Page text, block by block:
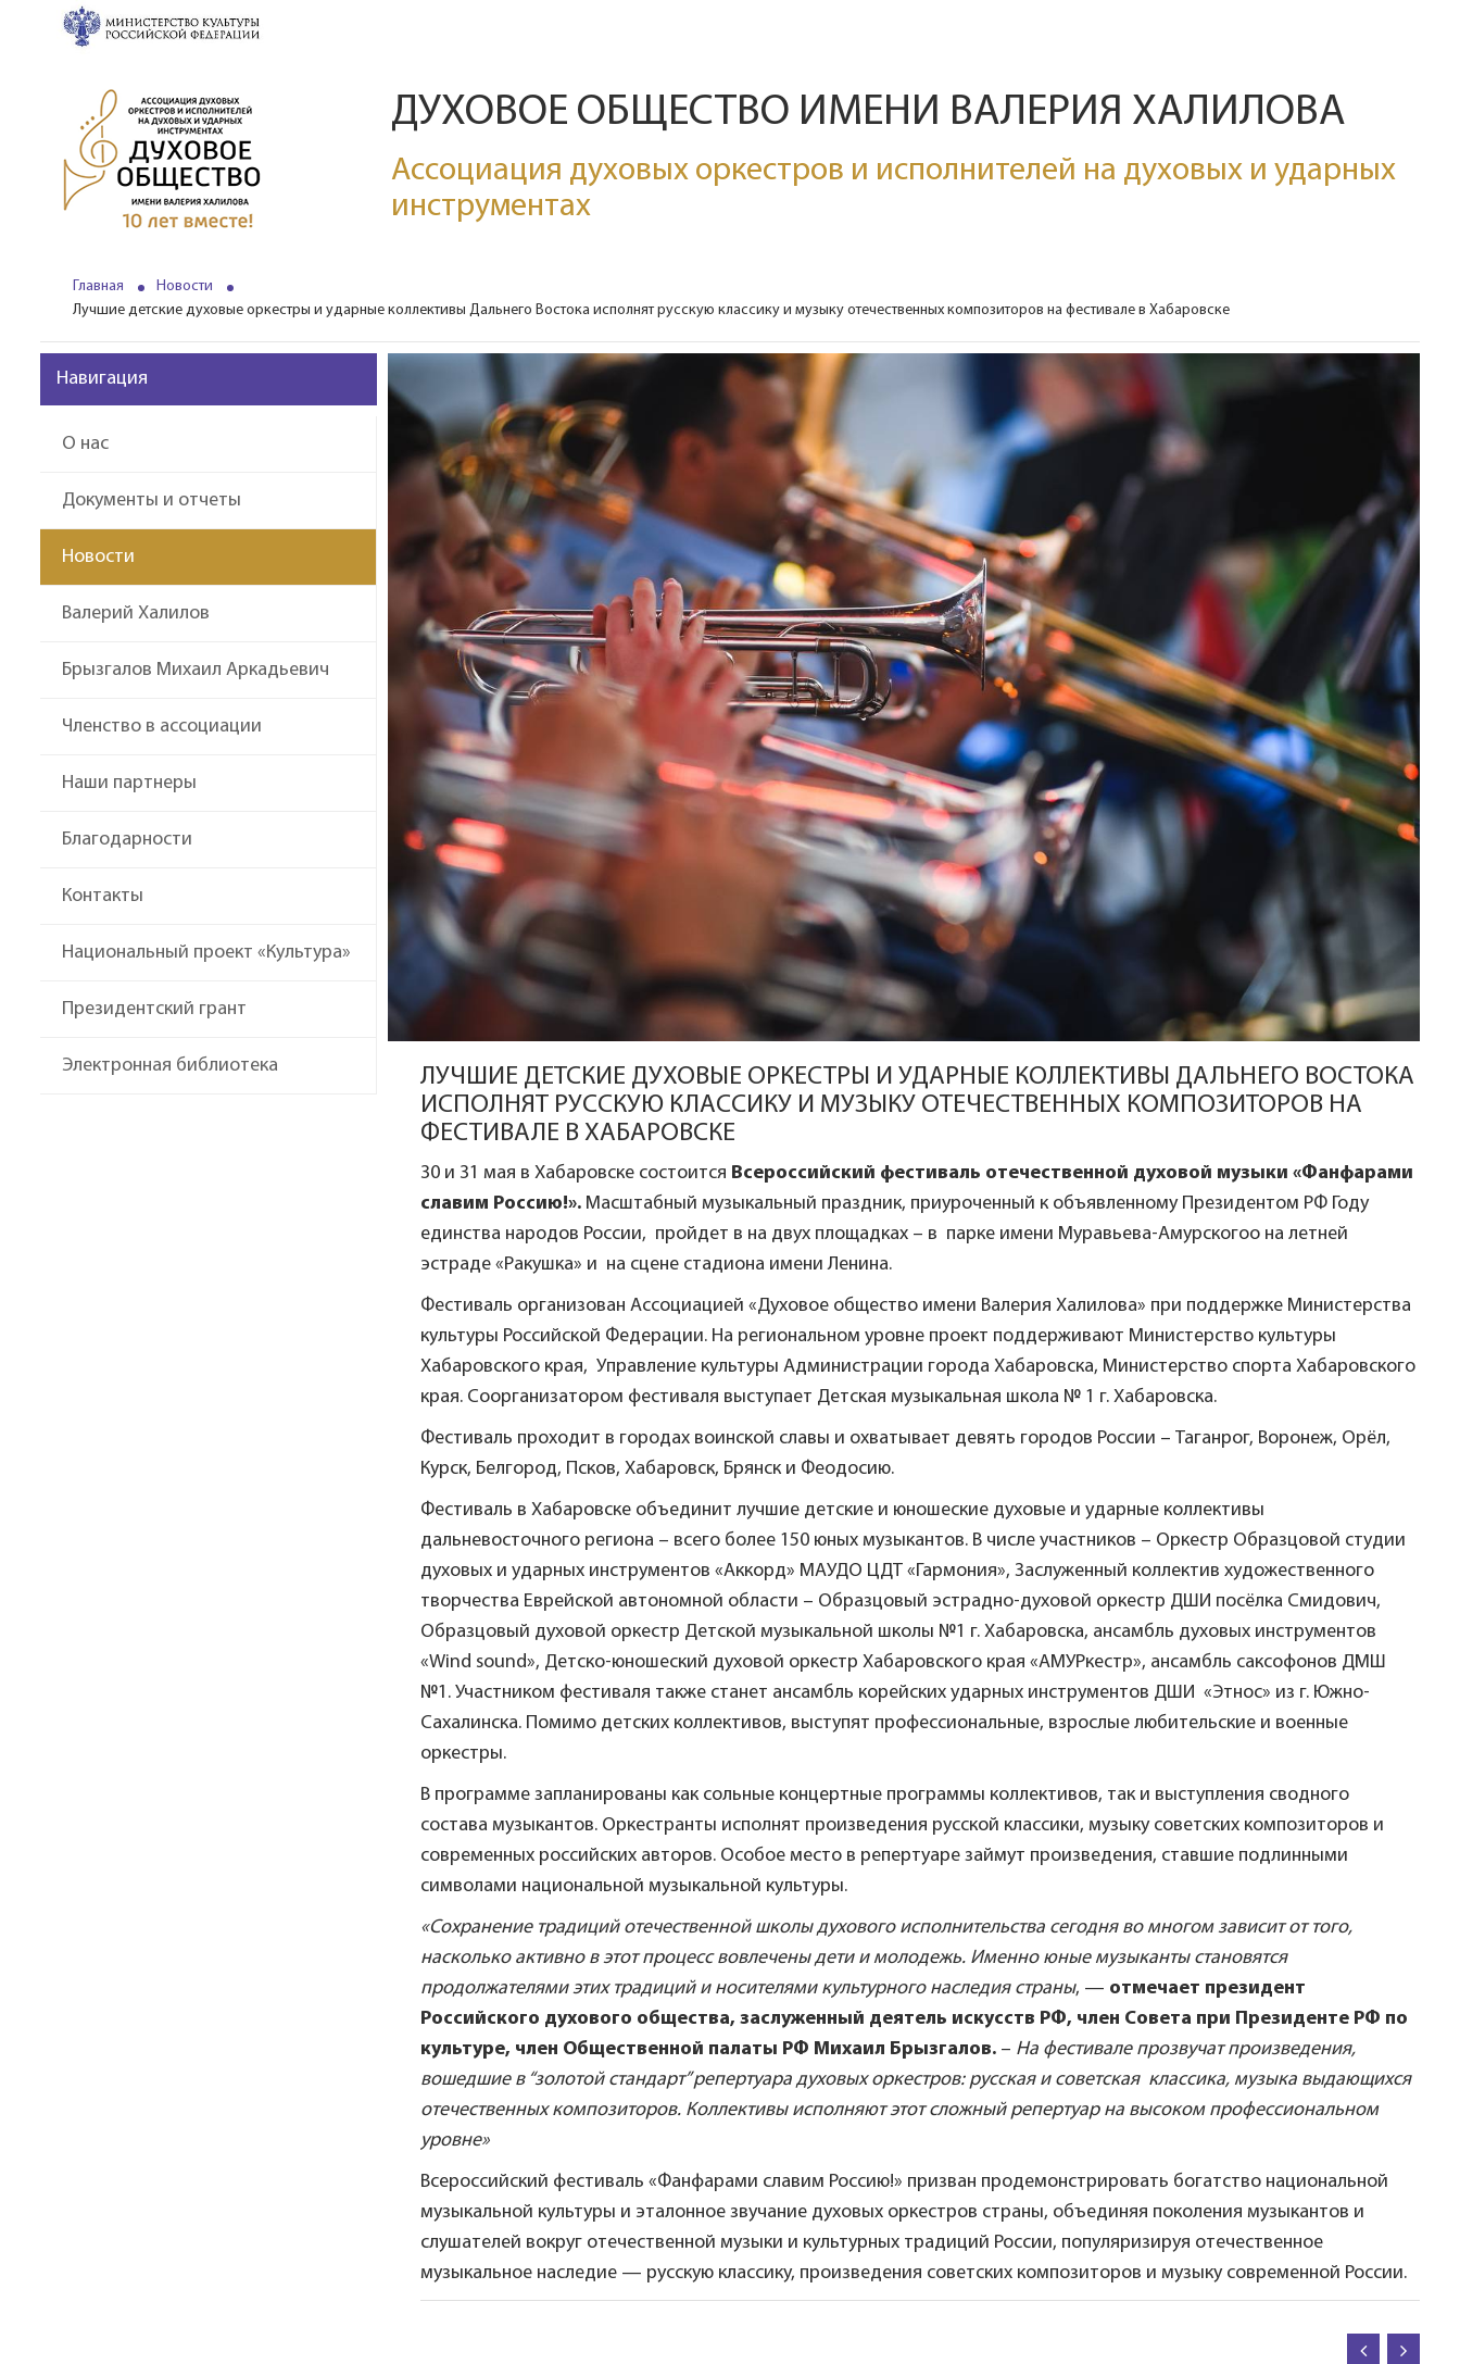
ДУХОВОЕ ОБЩЕСТВО ИМЕНИ ВАЛЕРИЯ ХАЛИЛОВА
Ассоциация духовых оркестров и исполнителей на духовых и ударных
инструментах
Главная
Новости
Лучшие детские духовые оркестры и ударные коллективы Дальнего Востока исполнят русскую классику и музыку отечественных композиторов на фестивале в Хабаровске
Навигация
О нас
Документы и отчеты
Новости
Валерий Халилов
Брызгалов Михаил Аркадьевич
Членство в ассоциации
Наши партнеры
Благодарности
Контакты
Национальный проект «Культура»
Президентский грант
Электронная библиотека
ЛУЧШИЕ ДЕТСКИЕ ДУХОВЫЕ ОРКЕСТРЫ И УДАРНЫЕ КОЛЛЕКТИВЫ ДАЛЬНЕГО ВОСТОКА
ИСПОЛНЯТ РУССКУЮ КЛАССИКУ И МУЗЫКУ ОТЕЧЕСТВЕННЫХ КОМПОЗИТОРОВ НА
ФЕСТИВАЛЕ В ХАБАРОВСКЕ
30 и 31 мая в Хабаровске состоится Всероссийский фестиваль отечественной духовой музыки «Фанфарами
славим Россию!». Масштабный музыкальный праздник, приуроченный к объявленному Президентом РФ Году
единства народов России, пройдет в на двух площадках – в парке имени Муравьева-Амурскогоо на летней
эстраде «Ракушка» и на сцене стадиона имени Ленина.
Фестиваль организован Ассоциацией «Духовое общество имени Валерия Халилова» при поддержке Министерства
культуры Российской Федерации. На региональном уровне проект поддерживают Министерство культуры
Хабаровского края, Управление культуры Администрации города Хабаровска, Министерство спорта Хабаровского
края. Соорганизатором фестиваля выступает Детская музыкальная школа № 1 г. Хабаровска.
Фестиваль проходит в городах воинской славы и охватывает девять городов России – Таганрог, Воронеж, Орёл,
Курск, Белгород, Псков, Хабаровск, Брянск и Феодосию.
Фестиваль в Хабаровске объединит лучшие детские и юношеские духовые и ударные коллективы
дальневосточного региона – всего более 150 юных музыкантов. В числе участников – Оркестр Образцовой студии
духовых и ударных инструментов «Аккорд» МАУДО ЦДТ «Гармония», Заслуженный коллектив художественного
творчества Еврейской автономной области – Образцовый эстрадно-духовой оркестр ДШИ посёлка Смидович,
Образцовый духовой оркестр Детской музыкальной школы №1 г. Хабаровска, ансамбль духовых инструментов
«Wind sound», Детско-юношеский духовой оркестр Хабаровского края «АМУРкестр», ансамбль саксофонов ДМШ
№1. Участником фестиваля также станет ансамбль корейских ударных инструментов ДШИ «Этнос» из г. Южно-
Сахалинска. Помимо детских коллективов, выступят профессиональные, взрослые любительские и военные
оркестры.
В программе запланированы как сольные концертные программы коллективов, так и выступления сводного
состава музыкантов. Оркестранты исполнят произведения русской классики, музыку советских композиторов и
современных российских авторов. Особое место в репертуаре займут произведения, ставшие подлинными
символами национальной музыкальной культуры.
«Сохранение традиций отечественной школы духового исполнительства сегодня во многом зависит от того,
насколько активно в этот процесс вовлечены дети и молодежь. Именно юные музыканты становятся
продолжателями этих традиций и носителями культурного наследия страны, — отмечает президент
Российского духового общества, заслуженный деятель искусств РФ, член Совета при Президенте РФ по
культуре, член Общественной палаты РФ Михаил Брызгалов. – На фестивале прозвучат произведения,
вошедшие в “золотой стандарт” репертуара духовых оркестров: русская и советская классика, музыка выдающихся
отечественных композиторов. Коллективы исполняют этот сложный репертуар на высоком профессиональном
уровне»
Всероссийский фестиваль «Фанфарами славим Россию!» призван продемонстрировать богатство национальной
музыкальной культуры и эталонное звучание духовых оркестров страны, объединяя поколения музыкантов и
слушателей вокруг отечественной музыки и культурных традиций России, популяризируя отечественное
музыкальное наследие — русскую классику, произведения советских композиторов и музыку современной России.